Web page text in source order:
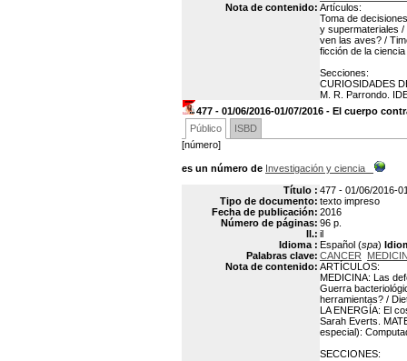
Nota de contenido: Artículos:
Toma de
y supermateriales /
ven las aves? /
ficción de la
Secciones:
CURIOSIDADES
M. R. Parrondo.
477 - 01/06/2016-01/07/2016 - El cuerpo
Público
ISBD
[número]
es un número de Investigación y ciencia
Título : 477 - 01/06/2016-
Tipo de documento: texto impreso
Fecha de publicación: 2016
Número de páginas: 96 p.
Il.: il
Idioma : Español (spa)
Palabras clave: CANCER
Nota de contenido: ARTÍCULOS:
MEDICINA: Las
Guerra
herramientas? /
LA ENERGÍA: El
Sarah Everts.
especial):
SECCIONES: